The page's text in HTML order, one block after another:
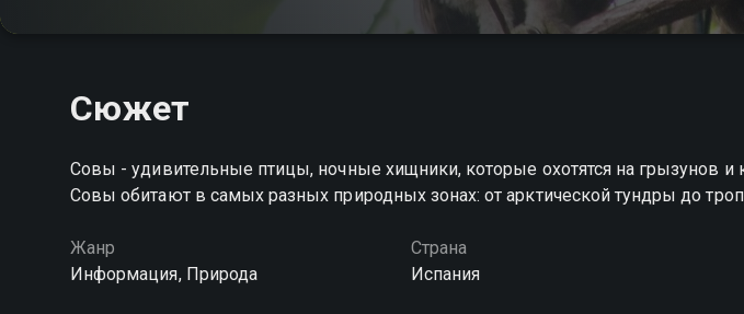
Сюжет
Совы - удивительные птицы, ночные хищники, которые охотятся на грызунов и
Совы обитают в самых разных природных зонах: от арктической тундры до
Жанр
Информация, Природа
Страна
Испания